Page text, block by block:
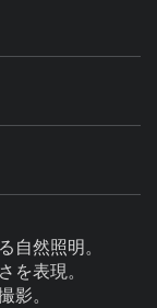
自然照明。
表現。
。